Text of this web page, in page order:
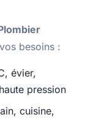
besoins :
évier,
pression
cuisine,